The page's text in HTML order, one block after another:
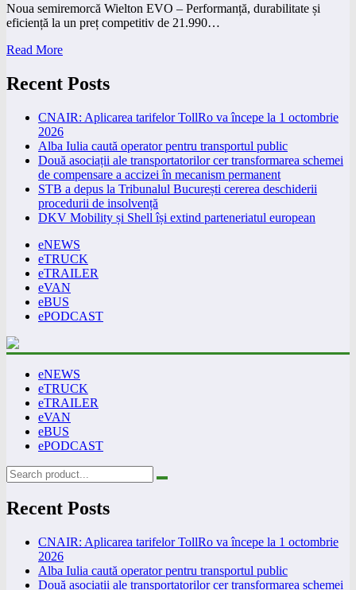
Noua semiremorcă Wielton EVO – Performanță, durabilitate și
eficiență la un preț competitiv de 21.990…
Read More
Recent Posts
CNAIR: Aplicarea tarifelor TollRo va începe la 1 octombrie
2026
Alba Iulia caută operator pentru transportul public
Două asociații ale transportatorilor cer transformarea schemei
de compensare a accizei în mecanism permanent
STB a depus la Tribunalul București cererea deschiderii
procedurii de insolvență
DKV Mobility și Shell își extind parteneriatul european
eNEWS
eTRUCK
eTRAILER
eVAN
eBUS
ePODCAST
eNEWS
eTRUCK
eTRAILER
eVAN
eBUS
ePODCAST
Recent Posts
CNAIR: Aplicarea tarifelor TollRo va începe la 1 octombrie
2026
Alba Iulia caută operator pentru transportul public
Două asociații ale transportatorilor cer transformarea schemei